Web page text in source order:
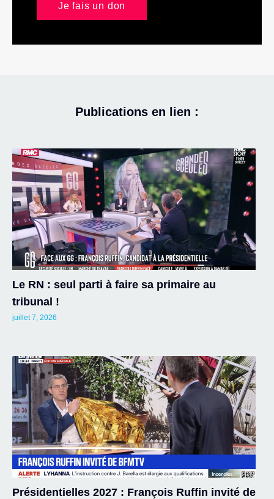
Je fais un don
Publications en lien :
Le RN : seul parti à faire sa primaire au
tribunal !
juillet 7, 2026
Présidentielles 2027 : François Ruffin invité de